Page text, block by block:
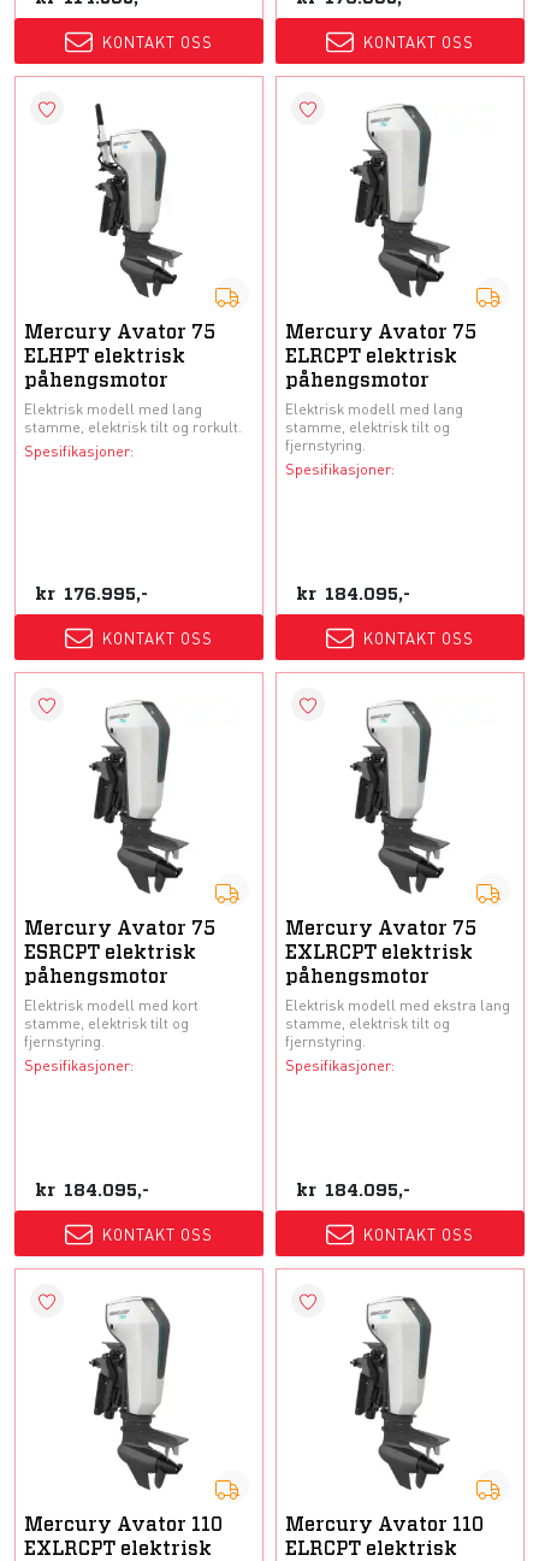
KONTAKT OSS KONTAKT OSS
Mercury Avator 75
ELHPT elektrisk
påhengsmotor
Elektrisk modell med lang
stamme, elektrisk tilt og rorkult.
Spesifikasjoner:
kr 176.995,-
KONTAKT OSS
Mercury Avator 75
ELRCPT elektrisk
påhengsmotor
Elektrisk modell med lang
stamme, elektrisk tilt og
fjernstyring.
Spesifikasjoner:
kr 184.095,-
KONTAKT OSS
Mercury Avator 75
ESRCPT elektrisk
påhengsmotor
Elektrisk modell med kort
stamme, elektrisk tilt og
fjernstyring.
Spesifikasjoner:
kr 184.095,-
KONTAKT OSS
Mercury Avator 75
EXLRCPT elektrisk
påhengsmotor
Elektrisk modell med ekstra lang
stamme, elektrisk tilt og
fjernstyring.
Spesifikasjoner:
kr 184.095,-
KONTAKT OSS
Mercury Avator 110
EXLRCPT elektrisk
Mercury Avator 110
ELRCPT elektrisk